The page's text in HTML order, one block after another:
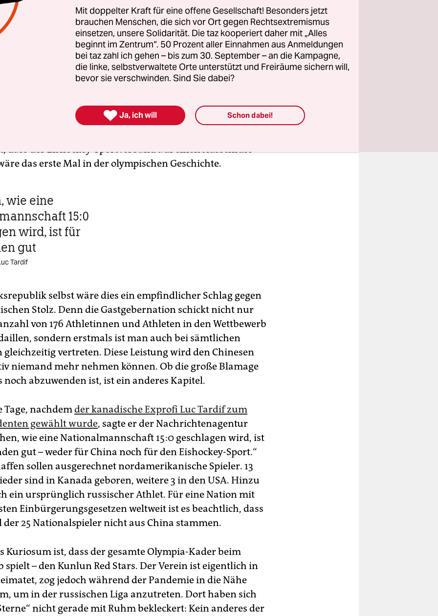
dem weltweit 32. Platz rangierende Team wird in seiner
von Gegnern wie Kanada, den Vereinigten Staaten
sang- und klanglos untergehen. Alles andere wäre
die heimischen Teams seit jeher das Privileg, bei
Spielen auch ohne die obligatorische
dass der Eishockey-Sportverband auf einen Ausschluss
das erste Mal in der olympischen Geschichte.
wie eine
15:0
wird, ist für
gut
Tardif
selbst wäre dies ein empfindlicher Schlag gegen
Stolz. Denn die Gastgebernation schickt nicht nur
von 176 Athletinnen und Athleten in den Wettbewerb
sondern erstmals ist man auch bei sämtlichen
vertreten. Diese Leistung wird den Chinesen
niemand mehr nehmen können. Ob die große Blamage
noch abzuwenden ist, ist ein anderes Kapitel.
Tage, nachdemder kanadische Exprofi Luc Tardif zum
gewählt wurde, sagte er der Nachrichtenagentur
wie eine Nationalmannschaft 15:0 geschlagen wird, ist
gut – weder für China noch für den Eishockey-Sport.“
sollen ausgerechnet nordamerikanische Spieler. 13
sind in Kanada geboren, weitere 3 in den USA. Hinzu
ein ursprünglich russischer Athlet. Für eine Nation mit
Ein­bür­ger­ungs­gesetzen weltweit ist es beachtlich, dass
der 25 Nationalspieler nicht aus China stammen.
Kuriosum ist, dass der gesamte Olympia-Kader beim
spielt – den Kunlun Red Stars. Der Verein ist eigentlich in
zog jedoch während der Pandemie in die Nähe
um in der russischen Liga anzutreten. Dort haben sich
nicht gerade mit Ruhm bekleckert: Kein anderes der
Mit doppelter Kraft für eine offene Gesellschaft! Besonders jetzt
brauchen Menschen, die sich vor Ort gegen Rechtsextremismus
einsetzen, unsere Solidarität. Die taz kooperiert daher mit „Alles
beginnt im Zentrum“. 50 Prozent aller Einnahmen aus Anmeldungen
bei taz zahl ich gehen – bis zum 30. September – an die Kampagne,
die linke, selbstverwaltete Orte unterstützt und Freiräume sichern will,
bevor sie verschwinden. Sind Sie dabei?
 Ja, ich will Schon dabei!